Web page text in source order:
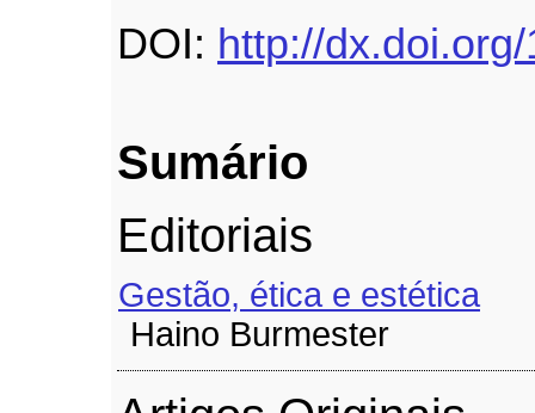
DOI: http://
Sumário
Editoriais
Gestão, ética e estética
Haino Burmester